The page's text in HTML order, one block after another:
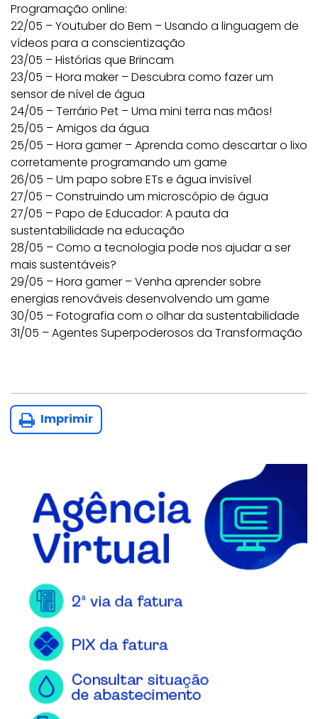
Programação online:
22/05 – Youtuber do Bem – Usando a linguagem de
vídeos para a conscientização
23/05 – Histórias que Brincam
23/05 – Hora maker – Descubra como fazer um
sensor de nível de água
24/05 – Terrário Pet – Uma mini terra nas mãos!
25/05 – Amigos da água
25/05 – Hora gamer – Aprenda como descartar o lixo
corretamente programando um game
26/05 – Um papo sobre ETs e água invisível
27/05 – Construindo um microscópio de água
27/05 – Papo de Educador: A pauta da
sustentabilidade na educação
28/05 – Como a tecnologia pode nos ajudar a ser
mais sustentáveis?
29/05 – Hora gamer – Venha aprender sobre
energias renováveis desenvolvendo um game
30/05 – Fotografia com o olhar da sustentabilidade
31/05 – Agentes Superpoderosos da Transformação
Imprimir